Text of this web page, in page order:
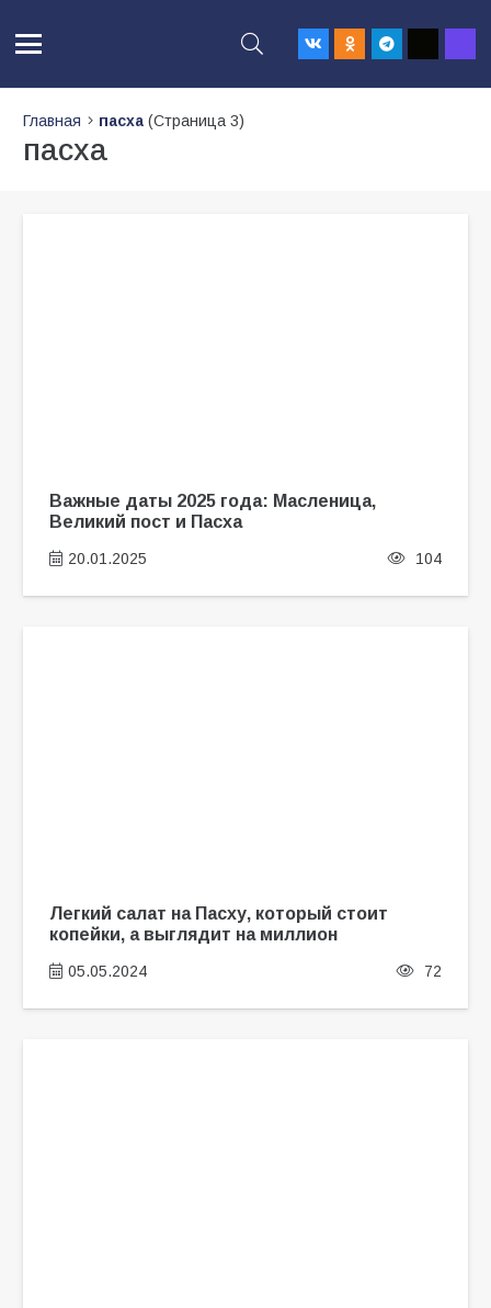
Главная пасха (Страница 3)
пасха
Важные даты 2025 года: Масленица,
Великий пост и Пасха
20.01.2025 104
Легкий салат на Пасху, который стоит
копейки, а выглядит на миллион
05.05.2024 72